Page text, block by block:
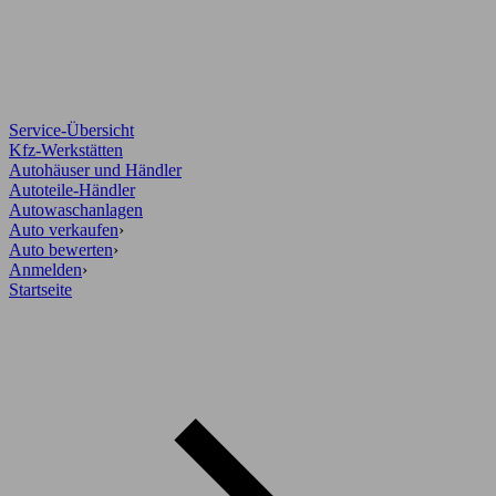
Service-Übersicht
Kfz-Werkstätten
Autohäuser und Händler
Autoteile-Händler
Autowaschanlagen
Auto verkaufen›
Auto bewerten›
Anmelden›
Startseite